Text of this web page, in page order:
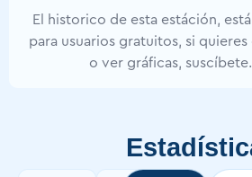
El historico de esta estáción,
para usuarios gratuitos, si
o ver gráficas, suscíbete.